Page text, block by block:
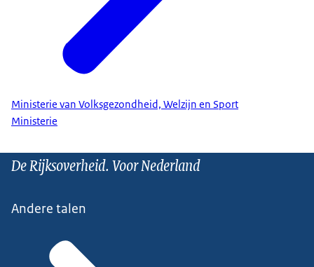
Ministerie van Volksgezondheid, Welzijn en Sport
Ministerie
De Rijksoverheid. Voor Nederland
Andere talen